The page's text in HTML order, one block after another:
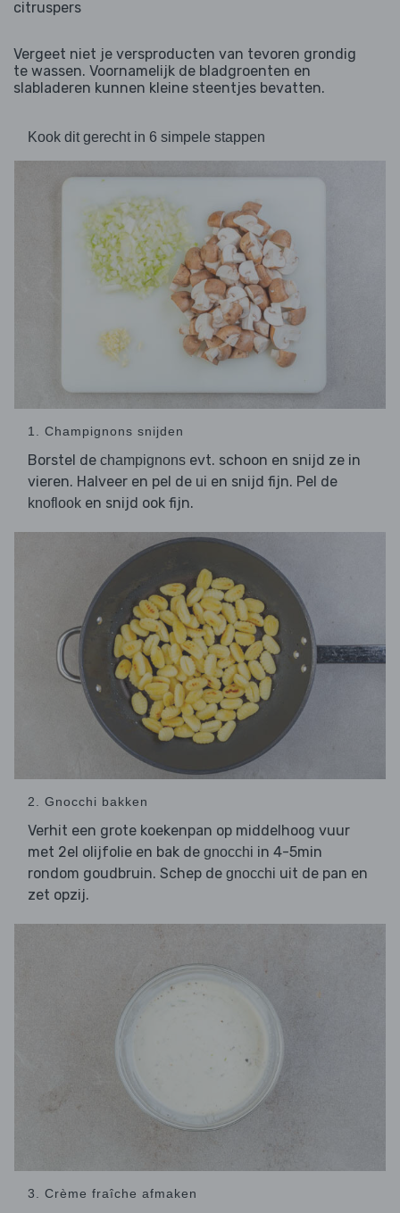
citruspers
Vergeet niet je versproducten van tevoren grondig
te wassen. Voornamelijk de bladgroenten en
slabladeren kunnen kleine steentjes bevatten.
Kook dit gerecht in 6 simpele stappen
1. Champignons snijden
Borstel de champignons evt. schoon en snijd ze in
vieren. Halveer en pel de ui en snijd fijn. Pel de
knoflook en snijd ook fijn.
2. Gnocchi bakken
Verhit een grote koekenpan op middelhoog vuur
met 2el olijfolie en bak de gnocchi in 4-5min
rondom goudbruin. Schep de gnocchi uit de pan en
zet opzij.
3. Crème fraîche afmaken